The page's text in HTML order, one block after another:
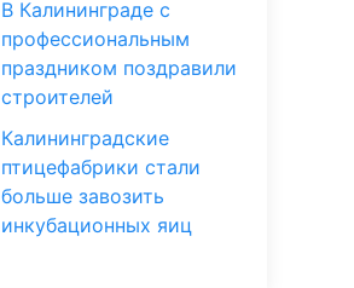
В Калининграде с
профессиональным
праздником поздравили
строителей
Калининградские
птицефабрики стали
больше завозить
инкубационных яиц